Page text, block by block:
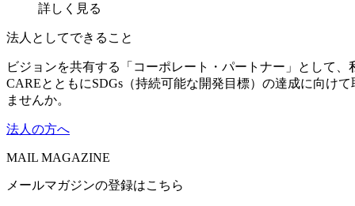
詳しく見る
法人としてできること
ビジョンを共有する「コーポレート・パートナー」として、
CAREとともにSDGs（持続可能な開発目標）の達成に向けて
ませんか。
法人の方へ
MAIL MAGAZINE
メールマガジンの登録はこちら